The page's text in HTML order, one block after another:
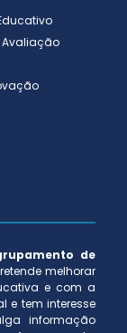
Avaliação
de
melhorar
e com a
e tem interesse
informação